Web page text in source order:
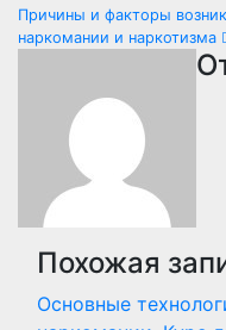
Навигация
записям
Причины и факторы
наркомании и наркотизма
Похожая
Основные